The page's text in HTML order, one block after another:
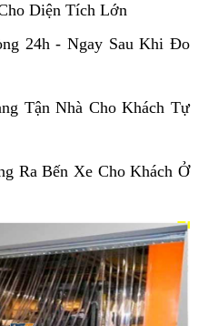
Diện Tích Lớn
24h - Ngay Sau Khi Đo
Tận Nhà Cho Khách Tự
Ra Bến Xe Cho Khách Ở